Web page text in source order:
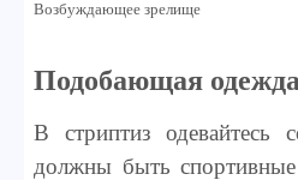
Возбуждающее зрелище
Подобающая одежда
В стриптиз одевайтесь
должны быть